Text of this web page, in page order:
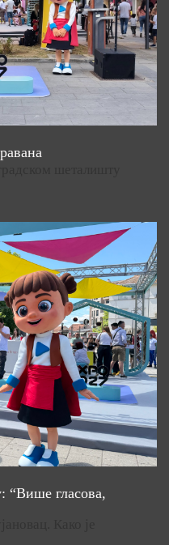
“Више гласова,